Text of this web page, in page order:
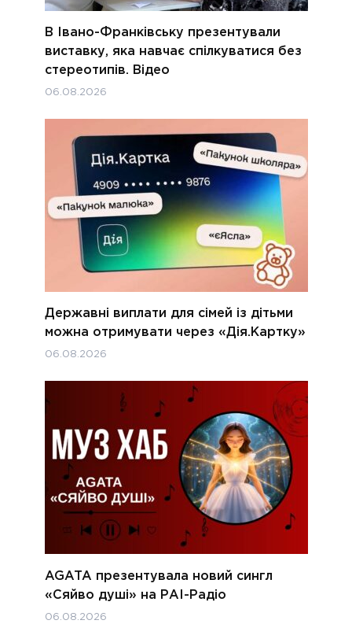
В Івано-Франківську презентували
виставку, яка навчає спілкуватися без
стереотипів. Відео
06.08.2026
Державні виплати для сімей із дітьми
можна отримувати через «Дія.Картку»
06.08.2026
AGATA презентувала новий сингл
«Сяйво душі» на РАІ-Радіо
06.08.2026